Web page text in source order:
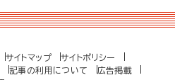
サイトマップ
サイトポリシー
記事の利用について
広告掲載